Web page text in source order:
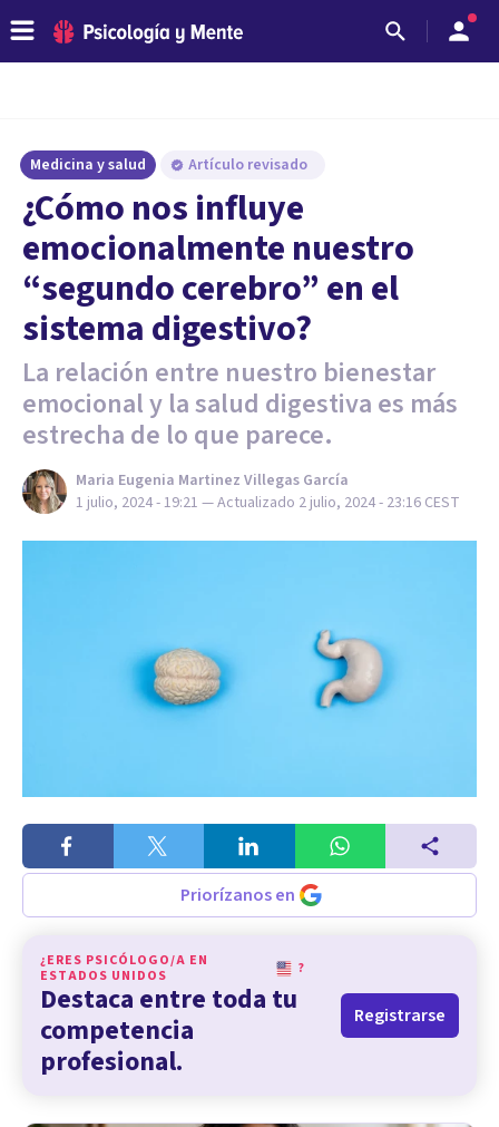
Medicina y salud Artículo revisado
¿Cómo nos influye
emocionalmente nuestro
“segundo cerebro” en el
sistema digestivo?
La relación entre nuestro bienestar
emocional y la salud digestiva es más
estrecha de lo que parece.
Maria Eugenia Martinez Villegas García
1 julio, 2024 - 19:21 — Actualizado 2 julio, 2024 - 23:16 CEST
Priorízanos en
¿ERES PSICÓLOGO/A EN
ESTADOS UNIDOS
?
Destaca entre toda tu
competencia
profesional.
Registrarse